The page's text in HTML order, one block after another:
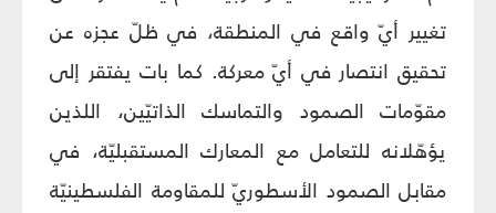
تغيير أيّ واقع في المنطقة، في ظلّ عجزه عن
تحقيق انتصار في أيّ معركة. كما بات يفتقر إلى
مقوّمات الصمود والتماسك الذاتيّين، اللذين
يؤهّلانه للتعامل مع المعارك المستقبليّة، في
مقابل الصمود الأسطوريّ للمقاومة الفلسطينيّة